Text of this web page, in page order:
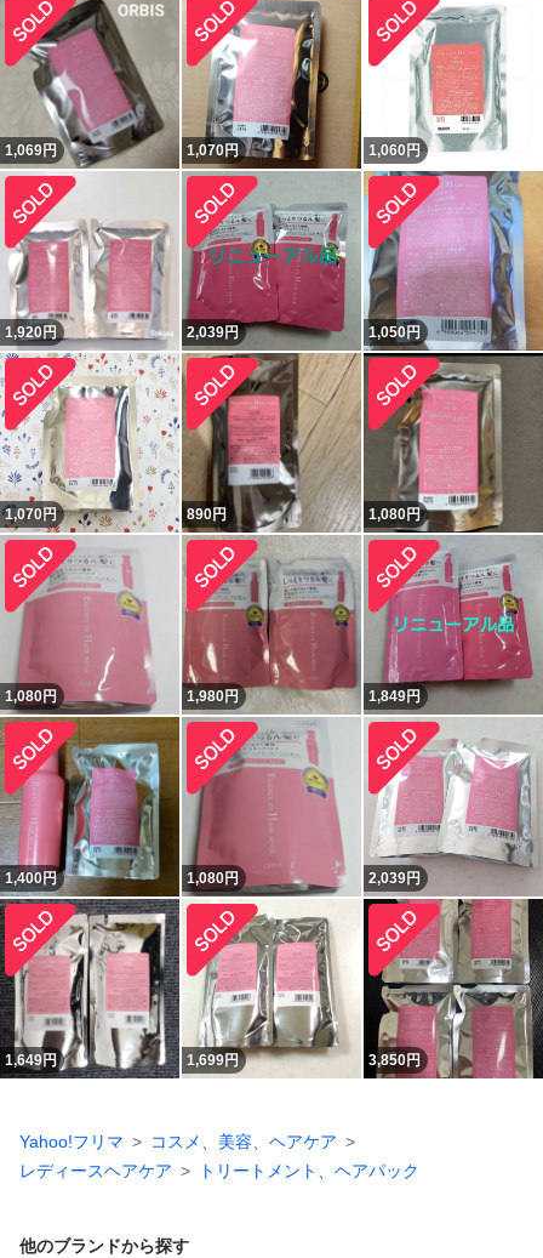
1,069円 1,070円 1,060 円
1,920円 2,039円 1,050円
1,070円 890円 1,080円
1,080円 1,980円 1,849円
1,400円 1,080円 2,039円
1,649円 1,699円 3,850円
Yahoo!フリマ
コスメ、美容、ヘアケア
レディースヘアケア
トリートメント、ヘアパック
他のブランドから探す